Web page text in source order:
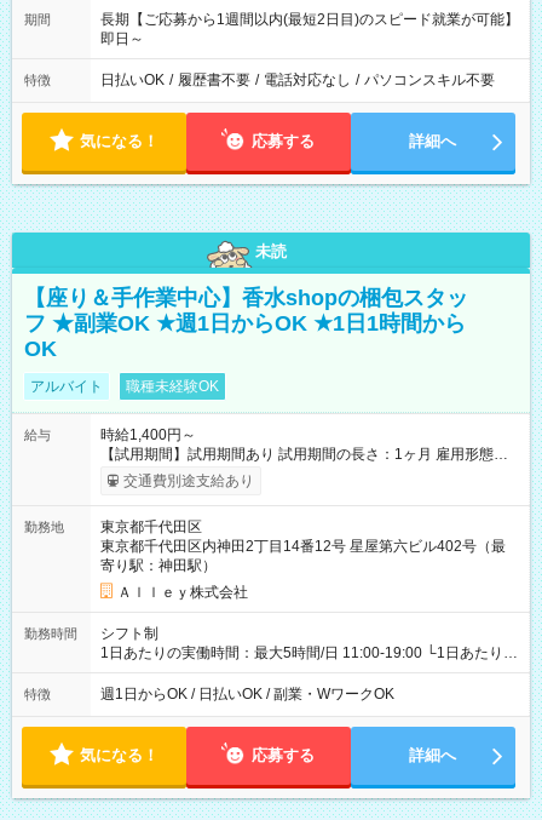
期間
長期【ご応募から1週間以内(最短2日目)のスピード就業が可能】
即日～
特徴 日払いOK / 履歴書不要 / 電話対応なし / パソコンスキル不要
気になる！ 応募する 詳細へ
未読
【座り＆手作業中心】香水shopの梱包スタッ
フ ★副業OK ★週1日からOK ★1日1時間から
OK
アルバイト 職種未経験OK
給与
時給1,400円～
【試用期間】試用期間あり 試用期間の長さ：1ヶ月 雇用形態、
給与は本採用時と同じです。
交通費別途支給あり
勤務地
東京都千代田区
東京都千代田区内神田2丁目14番12号 星屋第六ビル402号（最
寄り駅：神田駅）
Ａｌｌｅｙ株式会社
勤務時間
シフト制
1日あたりの実働時間：最大5時間/日 11:00-19:00 └1日あたりの
実働時間：1-5時間 └上記の時間帯内であれば、いつでも勤務可
能！ └平日・土曜日の中で、お好きな曜日でご勤務いただけま
18:00 などのように、自由な働き方が可能なお仕事です！
特徴 週1日からOK / 日払いOK / 副業・WワークOK
気になる！ 応募する 詳細へ